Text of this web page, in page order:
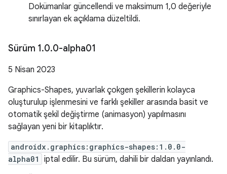
Dokümanlar güncellendi ve maksimum 1,0 değeriyle
sınırlayan ek açıklama düzeltildi.
Sürüm 1.0.0-alpha01
5 Nisan 2023
Graphics-Shapes, yuvarlak çokgen şekillerin kolayca
oluşturulup işlenmesini ve farklı şekiller arasında basit ve
otomatik şekil değiştirme (animasyon) yapılmasını
sağlayan yeni bir kitaplıktır.
androidx.graphics:graphics-shapes:1.0.0-
alpha01
iptal edilir. Bu sürüm, dahili bir daldan yayınlandı.